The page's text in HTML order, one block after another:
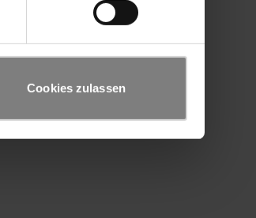
Cookies zulassen